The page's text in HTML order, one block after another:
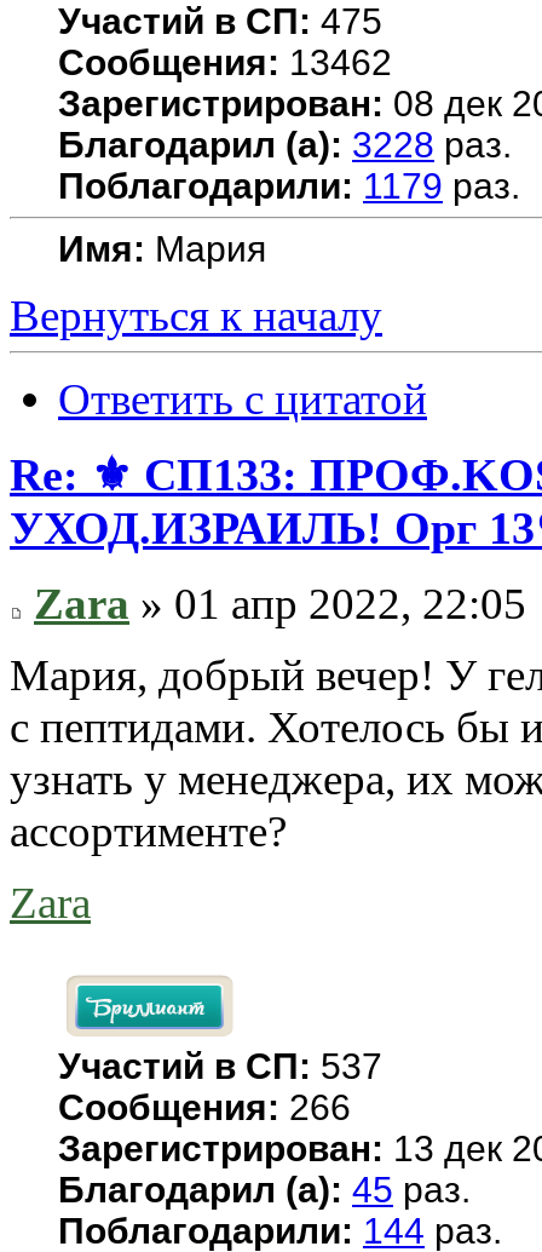
Участий в СП: 475
Сообщения: 13462
Зарегистрирован: 08 дек
Благодарил (а): 3228 раз.
Поблагодарили: 1179 раз.
Имя: Мария
Вернуться к началу
Ответить с цитатой
Re: ⚜️ СП133:
УХОД.ИЗРАИЛЬ! Орг
Zara » 01 апр 2022, 22:05
Мария, добрый вечер! У
с пептидами. Хотелось бы
узнать у менеджера, их
ассортименте?
Zara
Участий в СП: 537
Сообщения: 266
Зарегистрирован: 13 дек
Благодарил (а): 45 раз.
Поблагодарили: 144 раз.